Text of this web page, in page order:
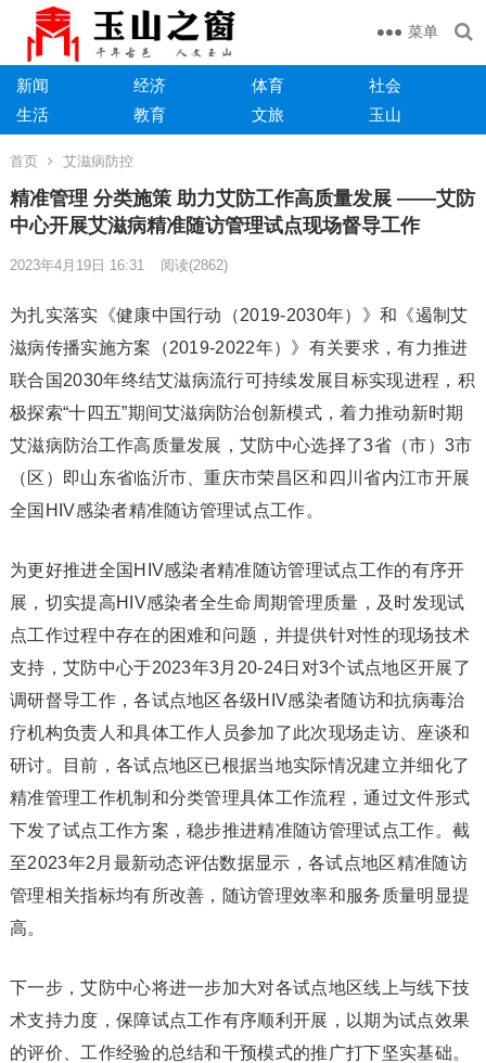
菜单
新闻 经济 体育
社会
生活
教育 文旅 玉山
首页 艾滋病防控
精准管理 分类施策 助力艾防工作高质量发展 ——艾防
中心开展艾滋病精准随访管理试点现场督导工作
2023年4月19日 16:31 阅读(2862)
为扎实落实《健康中国行动（2019-2030年）》和《遏制艾
滋病传播实施方案（2019-2022年）》有关要求，有力推进
联合国2030年终结艾滋病流行可持续发展目标实现进程，积
极探索“十四五”期间艾滋病防治创新模式，着力推动新时期
艾滋病防治工作高质量发展，艾防中心选择了3省（市）3市
（区）即山东省临沂市、重庆市荣昌区和四川省内江市开展
全国HIV感染者精准随访管理试点工作。
为更好推进全国HIV感染者精准随访管理试点工作的有序开
展，切实提高HIV感染者全生命周期管理质量，及时发现试
点工作过程中存在的困难和问题，并提供针对性的现场技术
支持，艾防中心于2023年3月20-24日对3个试点地区开展了
调研督导工作，各试点地区各级HIV感染者随访和抗病毒治
疗机构负责人和具体工作人员参加了此次现场走访、座谈和
研讨。目前，各试点地区已根据当地实际情况建立并细化了
精准管理工作机制和分类管理具体工作流程，通过文件形式
下发了试点工作方案，稳步推进精准随访管理试点工作。截
至2023年2月最新动态评估数据显示，各试点地区精准随访
管理相关指标均有所改善，随访管理效率和服务质量明显提
高。
下一步，艾防中心将进一步加大对各试点地区线上与线下技
术支持力度，保障试点工作有序顺利开展，以期为试点效果
的评价、工作经验的总结和干预模式的推广打下坚实基础。